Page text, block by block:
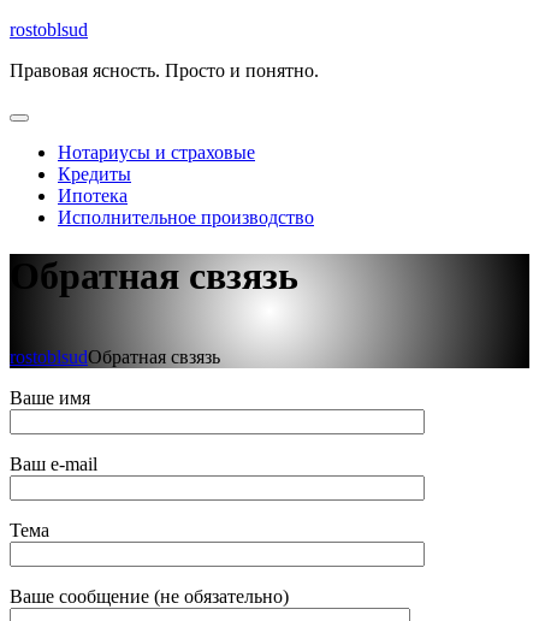
Перейти
содержимому
rostoblsud
Правовая ясность. Просто и понятно.
Открыть
Нотариусы и страховые
Кредиты
Ипотека
Исполнительное производство
Закрыть
меню
Обратная свзязь
rostoblsudОбратная свзязь
Ваше имя
Ваш e-mail
Тема
Ваше сообщение (не обязательно)